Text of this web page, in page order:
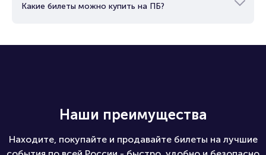
Какие билеты можно купить на ПБ?
Наши преимущества
Находите, покупайте и продавайте билеты на лучшие